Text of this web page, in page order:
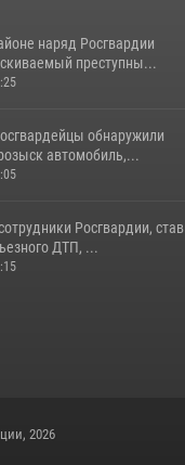
наряд Росгвардии
преступны...
обнаружили
автомобиль,...
Росгвардии, став
ДТП, ...
2026